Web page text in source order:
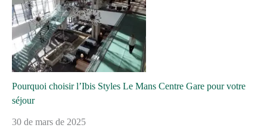
Pourquoi choisir l’Ibis Styles Le Mans Centre Gare pour votre
séjour
30 de mars de 2025